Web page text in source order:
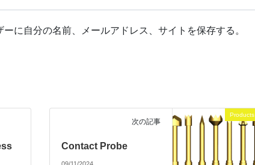
に自分の名前、メールアドレス、サイトを保存する。
Products
次の記事
Contact Probe